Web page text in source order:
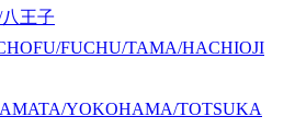
王子
FUCHU/TAMA/HACHIOJI
YOKOHAMA/TOTSUKA